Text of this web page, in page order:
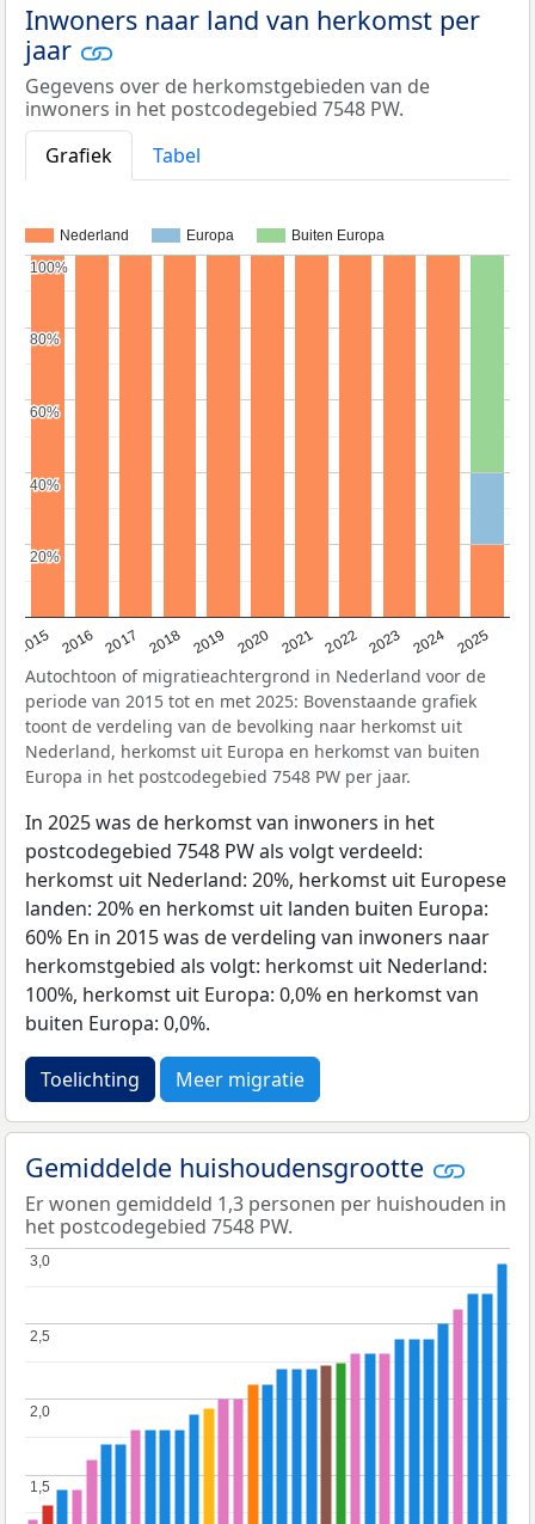
Inwoners naar land van herkomst per
jaar
Gegevens over de herkomstgebieden van de
inwoners in het postcodegebied 7548 PW.
Grafiek
Tabel
Nederland Europa Buiten Europa
2015 2016 2017 2018 2019 2020 2021 2022 2023 2024 2025
20%
20%
40%
40%
60%
60%
80%
80%
100%
100%
Autochtoon of migratieachtergrond in Nederland voor de
periode van 2015 tot en met 2025: Bovenstaande grafiek
toont de verdeling van de bevolking naar herkomst uit
Nederland, herkomst uit Europa en herkomst van buiten
Europa in het postcodegebied 7548 PW per jaar.
In 2025 was de herkomst van inwoners in het
postcodegebied 7548 PW als volgt verdeeld:
herkomst uit Nederland: 20%, herkomst uit Europese
landen: 20% en herkomst uit landen buiten Europa:
60% En in 2015 was de verdeling van inwoners naar
herkomstgebied als volgt: herkomst uit Nederland:
100%, herkomst uit Europa: 0,0% en herkomst van
buiten Europa: 0,0%.
Toelichting Meer migratie
Gemiddelde huishoudensgrootte
Er wonen gemiddeld 1,3 personen per huishouden in
het postcodegebied 7548 PW.
1,5
1,5
2,0
2,0
2,5
2,5
3,0
3,0